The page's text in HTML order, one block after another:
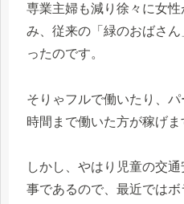
専業主婦も減り徐々に女
み、従来の「緑のおばさ
ったのです。
そりゃフルで働いたり、
時間まで働いた方が稼げま
しかし、やはり児童の交
事であるので、最近では